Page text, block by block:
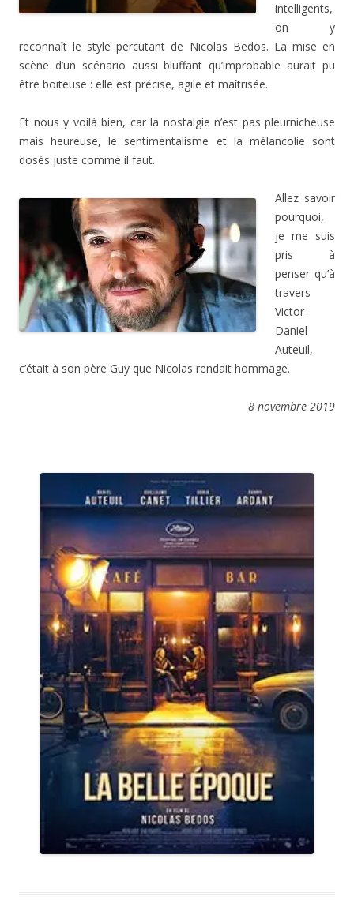
intelligents,
on y
reconnaît le style percutant de Nicolas Bedos. La mise en
scène d’un scénario aussi bluffant qu’improbable aurait pu
être boiteuse : elle est précise, agile et maîtrisée.
Et nous y voilà bien, car la nostalgie n’est pas pleurnicheuse
mais heureuse, le sentimentalisme et la mélancolie sont
dosés juste comme il faut.
Allez savoir
pourquoi,
je me suis
pris à
penser qu’à
travers
Victor-
Daniel
Auteuil,
c’était à son père Guy que Nicolas rendait hommage.
8 novembre 2019